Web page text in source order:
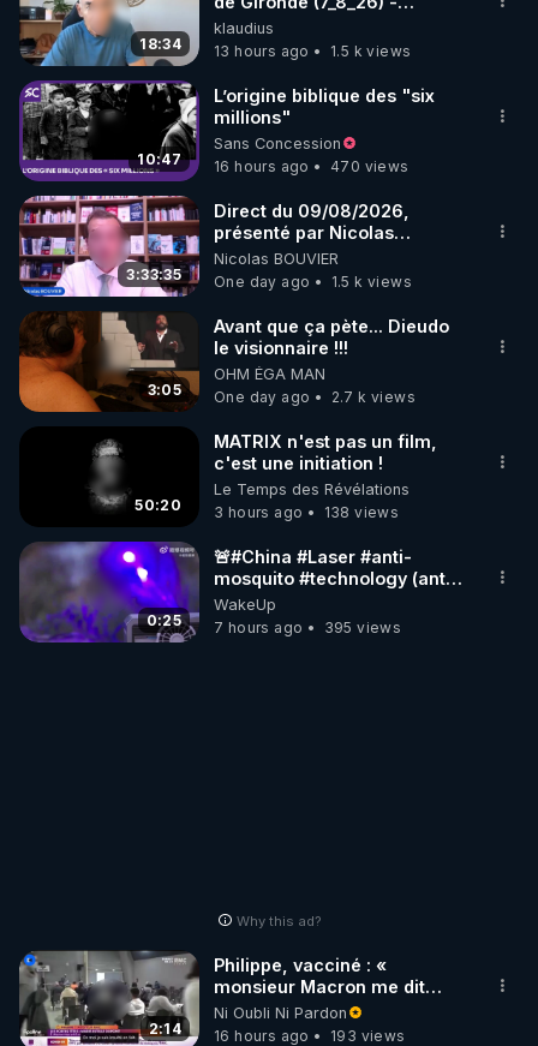
Rendez-vous sur
http://rgnr.li/lechoubrave
code : REGENERE10
▶ 30 jours gratuit sur l’application de méditation et
de bien-être ENVOL :
Rendez-vous sur https://www.envol.app/code
le code : REGENERE
18:34
Philippe WEBER
klaudius
13 hours ago
1.5 k views
10:47
L’origine biblique des "six
millions"
Sans Concession
16 hours ago
470 views
3:33:35
Direct du 09/08/2026,
présenté par Nicolas
BOUVIER
Nicolas BOUVIER
One day ago
1.5 k views
3:05
Avant que ça pète... Dieudo
le visionnaire !!!
OHM ÉGA MAN
One day ago
2.7 k views
50:20
MATRIX n'est pas un film,
c'est une initiation !
Le Temps des Révélations
3 hours ago
138 views
0:25
🚨#China #Laser #anti-
mosquito #technology (anti
#moustique) Photon Matrix
WakeUp
7 hours ago
395 views
Why this ad?
2:14
Philippe, vacciné : «
monsieur Macron me dit
qu'il emmerde ma fille, donc
moi je suis insulté »
Ni Oubli Ni Pardon
16 hours ago
193 views